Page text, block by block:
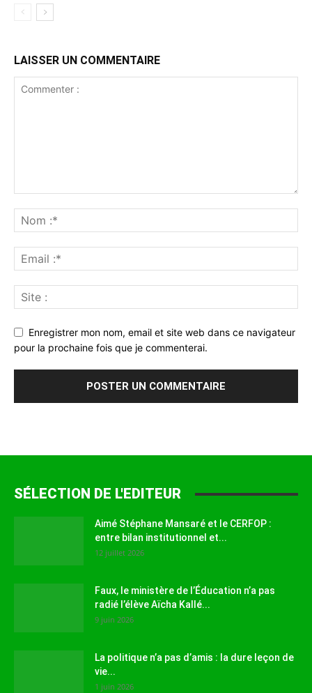
LAISSER UN COMMENTAIRE
Enregistrer mon nom, email et site web dans ce navigateur
pour la prochaine fois que je commenterai.
SÉLECTION DE L'EDITEUR
Aimé Stéphane Mansaré et le CERFOP :
entre bilan institutionnel et...
12 juillet 2026
Faux, le ministère de l’Éducation n’a pas
radié l’élève Aïcha Kallé...
9 juin 2026
La politique n’a pas d’amis : la dure leçon de
vie...
1 juin 2026